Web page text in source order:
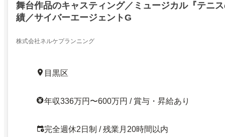
舞台作品のキャスティング／ミュージカル『テニ
績／サイバーエージェントG
株式会社ネルケプランニング
目黒区
年収336万円〜600万円 / 賞与・昇給あり
完全週休2日制 / 残業月20時間以内